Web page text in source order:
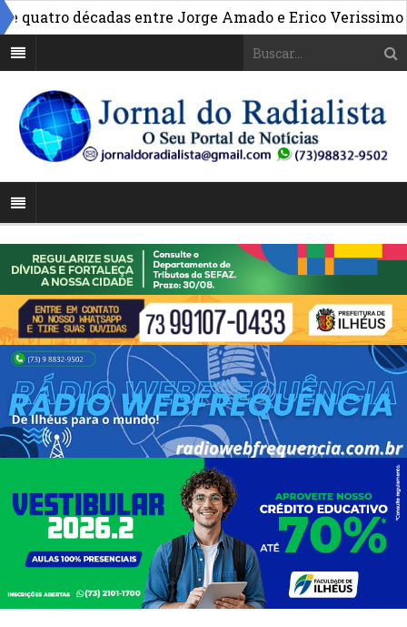
décadas entre Jorge Amado e Erico Verissimo »